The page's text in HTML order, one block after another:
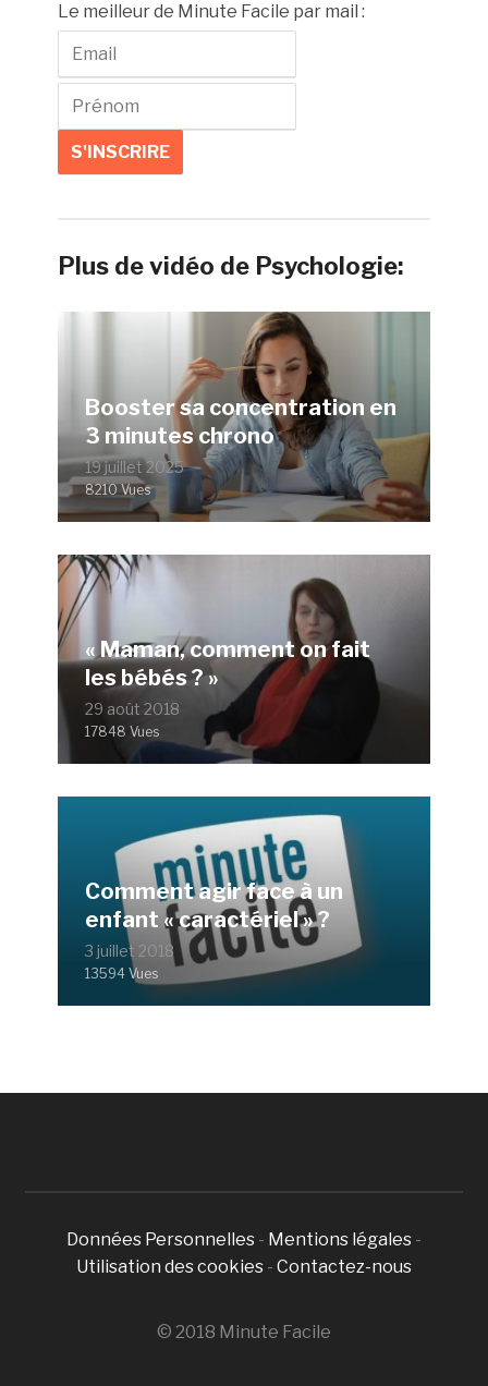
Le meilleur de Minute Facile par mail :
Plus de vidéo de Psychologie:
Booster sa concentration en
3 minutes chrono
19 juillet 2025
8210 Vues
« Maman, comment on fait
les bébés ? »
29 août 2018
17848 Vues
Comment agir face à un
enfant « caractériel » ?
3 juillet 2018
13594 Vues
Données Personnelles - Mentions légales -
Utilisation des cookies - Contactez-nous
© 2018 Minute Facile